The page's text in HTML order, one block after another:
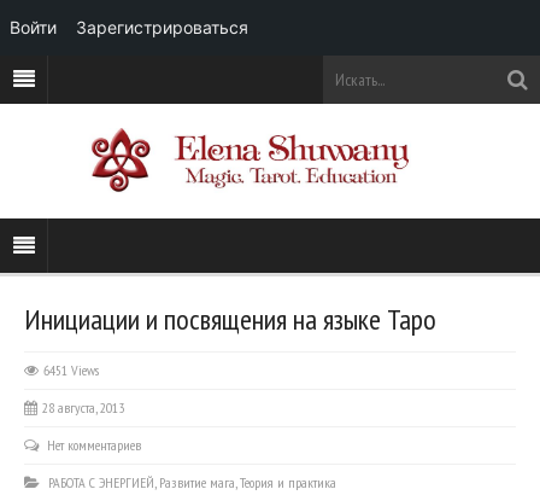
Инициации и посвящения на языке Таро
6451 Views
28 августа, 2013
Нет комментариев
РАБОТА С ЭНЕРГИЕЙ, Развитие мага,Теория и практика
Войти Зарегистрироваться